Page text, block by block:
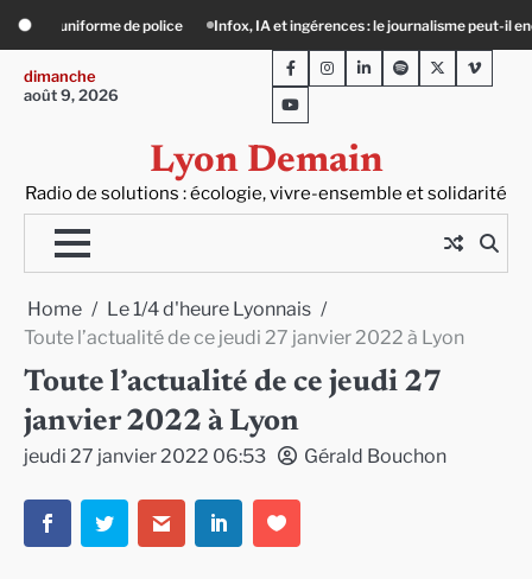
Skip
content
ingérences : le journalisme peut-il encore lutter ? Précarité, canicule,
dimanche
août 9, 2026
Lyon Demain
Radio de solutions : écologie, vivre-ensemble et solidarité
FacebookInstagram
LinkedInSpotifyTwitterViméo
Youtube
Home
Le 1/4 d'heure Lyonnais
Toute l’actualité de ce jeudi 27 janvier 2022 à Lyon
Toute l’actualité de ce jeudi 27
janvier 2022 à Lyon
jeudi 27 janvier 2022 06:53 Gérald Bouchon